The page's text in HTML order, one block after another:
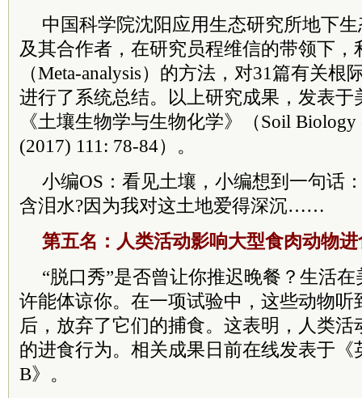
中国科学院沈阳应用生态研究所地下
及其合作者，在研究员程维信的带领下，
（Meta-analysis）的方法，对31篇有关根
进行了系统总结。以上研究成果，发表于
《土壤生物学与生物化学》（Soil
(2017) 111: 78-84）。
小编OS：看见土壤，小编想到一句话
含泪水?因为我对这土地爱得深沉……
第五名：人类活动影响大型食肉动物
“脱口秀”是否曾让你推迟晚餐？生活
许能体谅你。在一项试验中，这些动物听
后，放弃了它们的捕食。这表明，人类
的进食行为。相关成果日前在线发表于《
B》。